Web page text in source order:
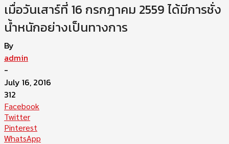
เมื่อวันเสาร์ที่ 16 กรกฎาคม 2559 ได้มีการชั่ง
น้ำหนักอย่างเป็นทางการ
By
admin
-
July 16, 2016
312
Facebook
Twitter
Pinterest
WhatsApp